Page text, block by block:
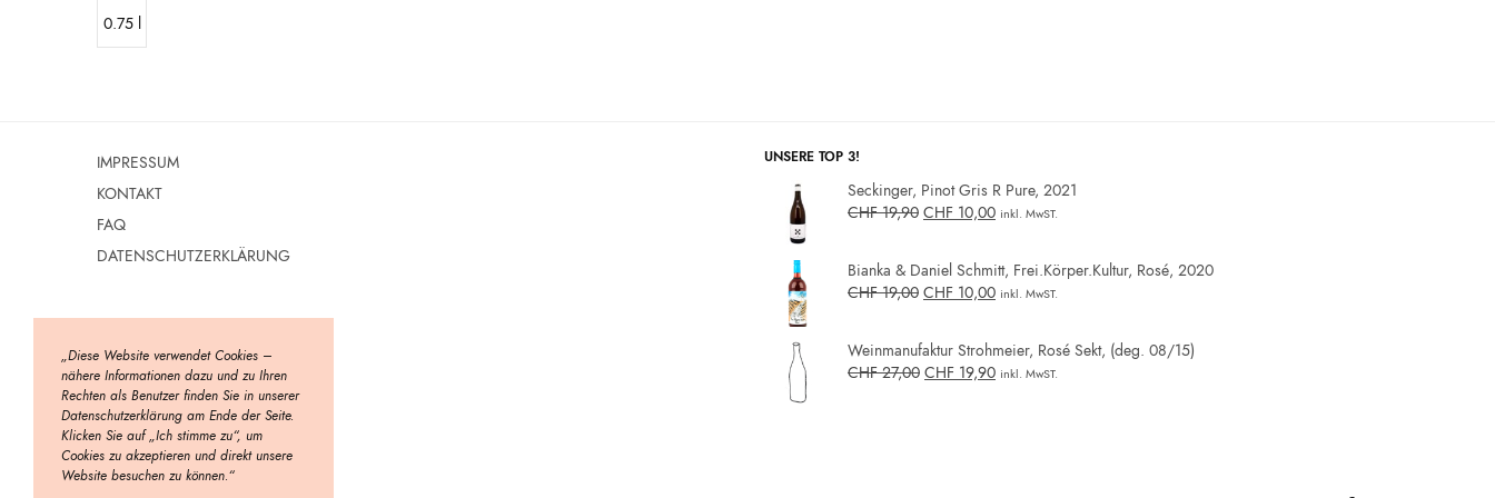
0.75 l
IMPRESSUM
KONTAKT
FAQ
DATENSCHUTZERKLÄRUNG
UNSERE TOP 3!
Seckinger, Pinot Gris R Pure, 2021
CHF19,90 CHF 10,00 inkl. MwST.
Bianka & Daniel Schmitt, Frei.Körper.Kultur, Rosé, 2020
CHF19,00 CHF 10,00 inkl. MwST.
Weinmanufaktur Strohmeier, Rosé Sekt, (deg. 08/15)
CHF27,00 CHF 19,90 inkl. MwST.
„Diese Website verwendet Cookies –
nähere Informationen dazu und zu Ihren
Rechten als Benutzer finden Sie in unserer
Datenschutzerklärung am Ende der Seite.
Klicken Sie auf „Ich stimme zu“, um
Cookies zu akzeptieren und direkt unsere
Website besuchen zu können.“